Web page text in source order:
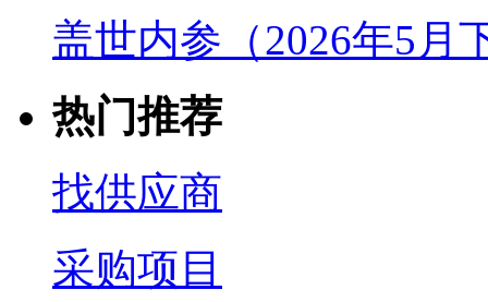
盖世内参（2026年5月
热门推荐
找供应商
采购项目